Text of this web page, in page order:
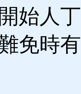
始人
免時